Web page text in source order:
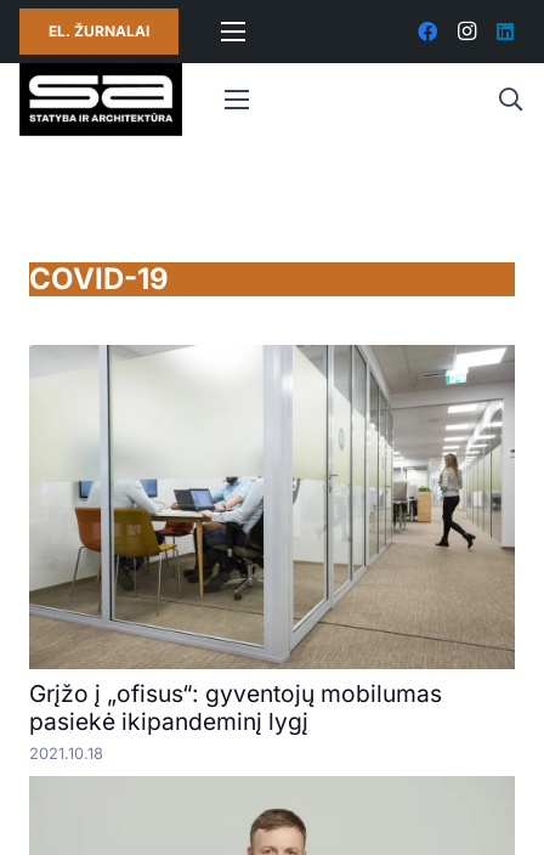
EL. ŽURNALAI
COVID-19
Grįžo į „ofisus“: gyventojų mobilumas
pasiekė ikipandeminį lygį
2021.10.18